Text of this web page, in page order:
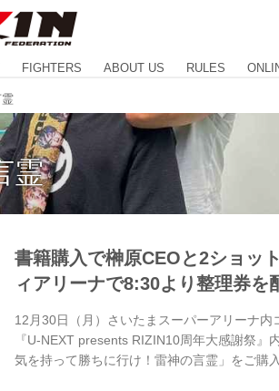
FIGHTERS ABOUT US RULES
霊
書籍購入で榊原CEOと2ショッ
ィアリーナで8:30より整理券を
12月30日（月）さいたまスーパーアリーナ
『U-NEXT presents RIZIN10周年大感謝祭』
気を持って勝ちに行け！雷神の言霊」をご購